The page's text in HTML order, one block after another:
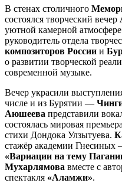
В стенах столичного
состоялся творческий вечер
уютной камерной
руководитель отдела
композиторов России и
о развитии творческой
современной музыке.
Вечер украсили
числе и из Бурятии —
Аюшеева представили
состоялась мировая
стихи Дондока Улзытуева.
стажёр академии Гнесиных
«Вариации на тему
Мухарлямова вместе с
спектакля «Аламжи».